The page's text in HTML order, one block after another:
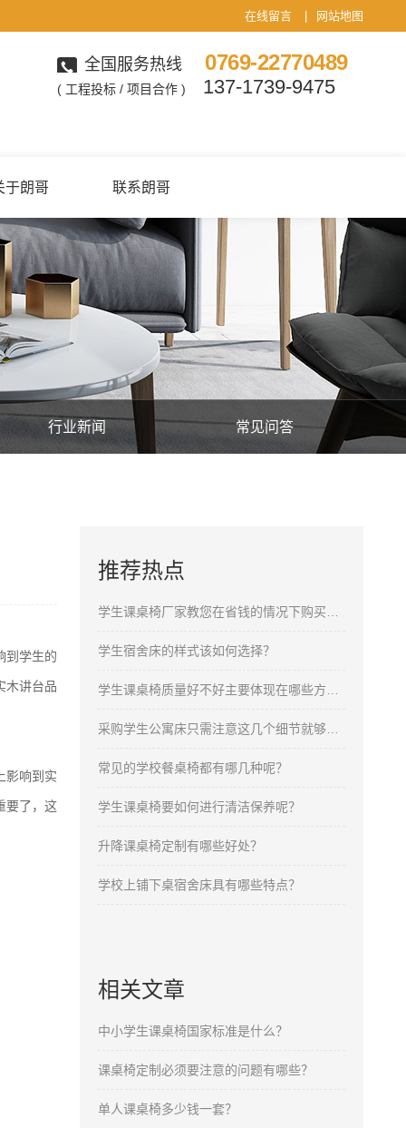
在线留言 网站地图
全国服务热线 0769-22770489
( 工程投标 / 项目合作 ) 137-1739-9475
于朗哥 联系朗哥
行业新闻 常见问答
到学生的
木讲台品
影响到实
要了，这
推荐热点
学生宿舍床的样式该如何选择？
常见的学校餐桌椅都有哪几种呢？
学生课桌椅要如何进行清洁保养呢？
升降课桌椅定制有哪些好处？
学校上铺下桌宿舍床具有哪些特点？
相关文章
中小学生课桌椅国家标准是什么？
课桌椅定制必须要注意的问题有哪些？
单人课桌椅多少钱一套？